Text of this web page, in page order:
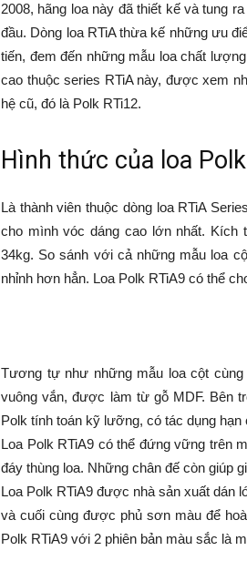
2008, hãng loa này đã thiết kế và tung
đầu. Dòng loa RTiA thừa kế những ưu
tiến, đem đến những mẫu loa chất
cao thuộc series RTiA này, được xem
hệ cũ, đó là Polk RTi12.
Hình thức của loa
Là thành viên thuộc dòng loa RTiA
cho mình vóc dáng cao lớn nhất. Kích
34kg. So sánh với cả những mẫu loa
nhỉnh hơn hẳn. Loa Polk RTiA9 có thể
Tương tự như những mẫu loa cột
vuông vắn, được làm từ gỗ MDF. Bên
Polk tính toán kỹ lưỡng, có tác dụng hạn
Loa Polk RTiA9 có thể đứng vững trên
đáy thùng loa. Những chân đế còn giúp
Loa Polk RTiA9 được nhà sản xuất dán
và cuối cùng được phủ sơn màu để
Polk RTiA9 với 2 phiên bản màu sắc là